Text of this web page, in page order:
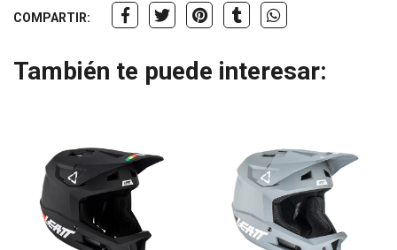
COMPARTIR:
También te puede interesar: